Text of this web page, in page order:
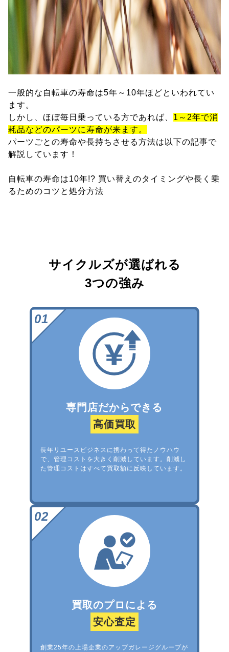
一般的な自転車の寿命は5年～10年ほどといわれてい
ます。
しかし、ほぼ毎日乗っている方であれば、 1～2年で消
耗品などのパーツに寿命が来ます。
パーツごとの寿命や長持ちさせる方法は以下の記事で
解説しています！
自転車の寿命は10年!? 買い替えのタイミングや長く乗
るためのコツと処分方法
サイクルズが選ばれる
3つの強み
専門店だからできる
高価買取
長年リユースビジネスに携わって得たノウハウ
で、管理コストを大きく削減しています。削減し
た管理コストはすべて買取額に反映しています。
買取のプロによる
安心査定
創業25年の上場企業のアップガレージグループが